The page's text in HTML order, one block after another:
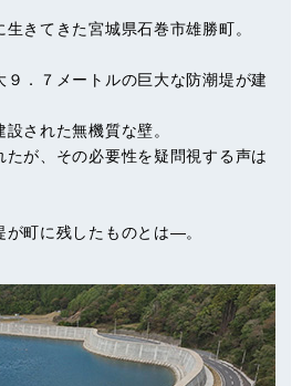
きてきた宮城県石巻市雄勝町。
９．７メートルの巨大な防潮堤が建
された無機質な壁。
が、その必要性を疑問視する声は
町に残したものとは―。